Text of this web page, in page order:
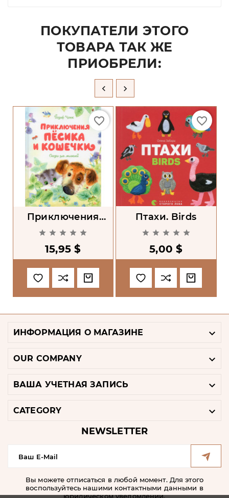
ПОКУПАТЕЛИ ЭТОГО
ТОВАРА ТАК ЖЕ
ПРИОБРЕЛИ:
 
Приключения
Пёсика И Кошечки
    
15,95 $
favorite_border
Птахи. Birds
    
5,00 $
favorite_border
ИНФОРМАЦИЯ О МАГАЗИНЕ 
OUR COMPANY 
ВАША УЧЕТНАЯ ЗАПИСЬ 
CATEGORY 
NEWSLETTER
Вы можете отписаться в любой момент. Для этого
воспользуйтесь нашими контактными данными в
юридическом уведомлении.